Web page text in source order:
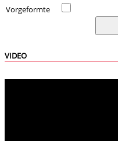
Vorgeformte
VIDEO